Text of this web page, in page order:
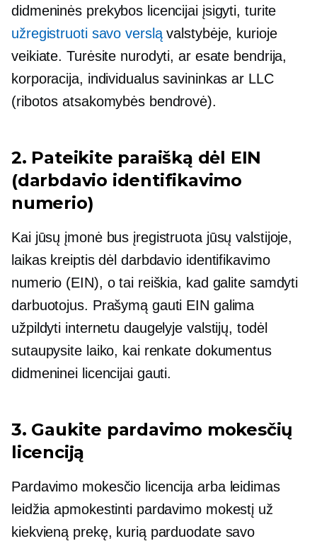
didmeninės prekybos licencijai įsigyti, turite
užregistruoti savo versląvalstybėje, kurioje
veikiate. Turėsite nurodyti, ar esate bendrija,
korporacija, individualus savininkas ar LLC
(ribotos atsakomybės bendrovė).
2. Pateikite paraišką dėl EIN
(darbdavio identifikavimo
numerio)
Kai jūsų įmonė bus įregistruota jūsų valstijoje,
laikas kreiptis dėl darbdavio identifikavimo
numerio (EIN), o tai reiškia, kad galite samdyti
darbuotojus. Prašymą gauti EIN galima
užpildyti internetu daugelyje valstijų, todėl
sutaupysite laiko, kai renkate dokumentus
didmeninei licencijai gauti.
3. Gaukite pardavimo mokesčių
licenciją
Pardavimo mokesčio licencija arba leidimas
leidžia apmokestinti pardavimo mokestį už
kiekvieną prekę, kurią parduodate savo